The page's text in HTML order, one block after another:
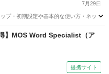
7月29日
プ・初期設定や基本的な使い方・ネット
】MOS Word Specialist（ア
提携サイト